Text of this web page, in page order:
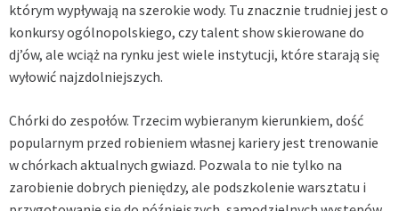
którym wypływają na szerokie wody. Tu znacznie trudniej jest o
konkursy ogólnopolskiego, czy talent show skierowane do
dj’ów, ale wciąż na rynku jest wiele instytucji, które starają się
wyłowić najzdolniejszych.
Chórki do zespołów. Trzecim wybieranym kierunkiem, dość
popularnym przed robieniem własnej kariery jest trenowanie
w chórkach aktualnych gwiazd. Pozwala to nie tylko na
zarobienie dobrych pieniędzy, ale podszkolenie warsztatu i